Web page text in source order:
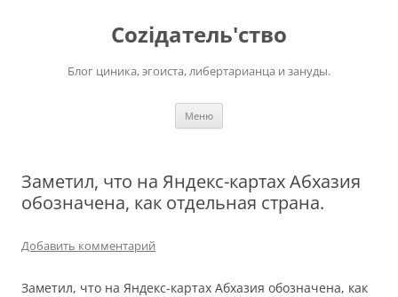
Соziдатель'ство
Блог циника, эгоиста, либертарианца и зануды.
Меню
Заметил, что на Яндекс-картах Абхазия
обозначена, как отдельная страна.
Добавить комментарий
Заметил, что на Яндекс-картах Абхазия обозначена, как